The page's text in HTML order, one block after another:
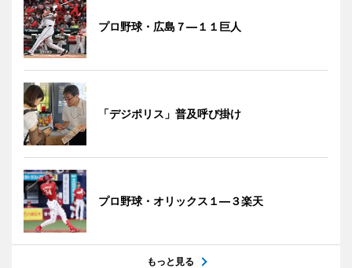
プロ野球・広島７―１１巨人
「デジポリス」普及呼び掛け
プロ野球・オリックス１―３楽天
もっと見る